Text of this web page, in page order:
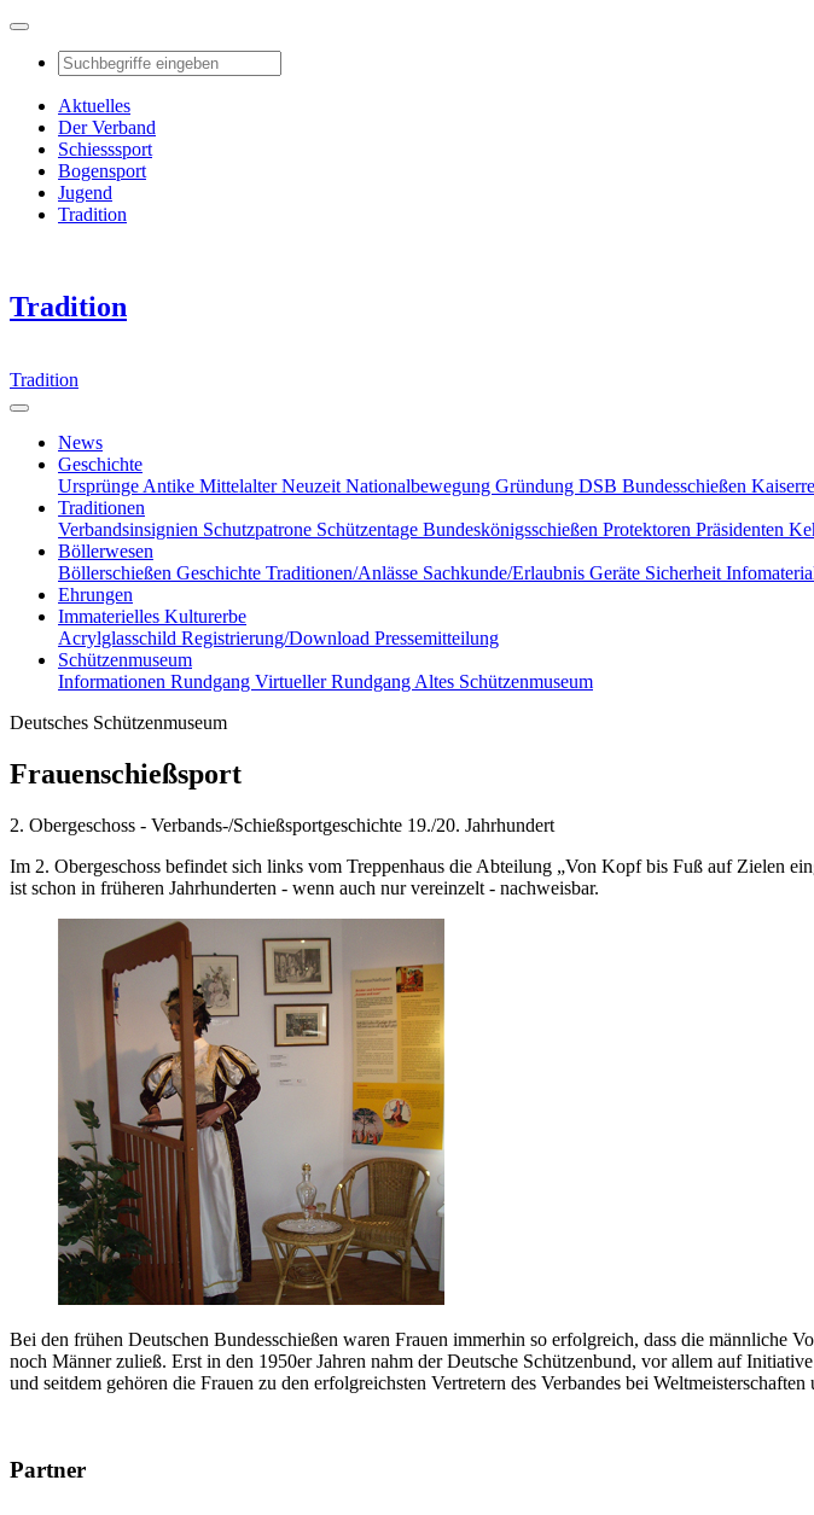
Aktuelles
Der Verband
Schiesssport
Bogensport
Jugend
Tradition
Tradition
Tradition
News
Geschichte
Ursprünge Antike MittelalterNeuzeit Nationalbewegung Gründung DSB Bundesschießen
Traditionen
Verbandsinsignien Schutzpatrone Schützentage Bundeskönigsschießen Protektoren Präsidenten
Böllerwesen
Böllerschießen Geschichte Traditionen/Anlässe Sachkunde/Erlaubnis Geräte Sicherheit
Ehrungen
Immaterielles Kulturerbe
Acrylglasschild Registrierung/Download Pressemitteilung
Schützenmuseum
Informationen Rundgang Virtueller Rundgang Altes Schützenmuseum
Deutsches Schützenmuseum
Frauenschießsport
2. Obergeschoss - Verbands-/Schießsportgeschichte 19./20. Jahrhundert
Im 2. Obergeschoss befindet sich links vom Treppenhaus die Abteilung „Von Kopf bis Fuß auf Zielen
ist schon in früheren Jahrhunderten - wenn auch nur vereinzelt - nachweisbar.
Bei den frühen Deutschen Bundesschießen waren Frauen immerhin so erfolgreich, dass die männliche
noch Männer zuließ. Erst in den 1950er Jahren nahm der Deutsche Schützenbund, vor allem auf
und seitdem gehören die Frauen zu den erfolgreichsten Vertretern des Verbandes bei
Partner